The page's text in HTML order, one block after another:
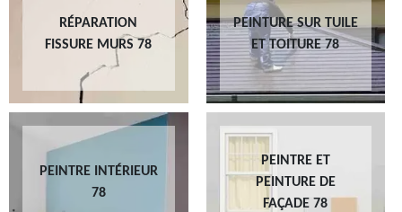
RÉPARATION
FISSURE MURS 78
PEINTURE SUR TUILE
ET TOITURE 78
PEINTRE INTÉRIEUR
78
PEINTRE ET
PEINTURE DE
FAÇADE 78